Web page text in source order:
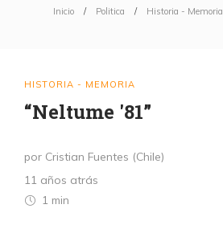
Inicio Politica Historia - Memoria
HISTORIA - MEMORIA
“Neltume '81”
por Cristian Fuentes (Chile)
11 años atrás
1 min